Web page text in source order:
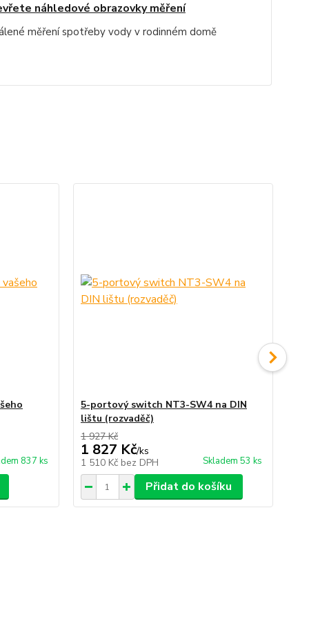
náhledové obrazovky měření
měření spotřeby vody v rodinném domě
837 ks
5-portový switch NT3-SW4 na DIN
lištu (rozvaděč)
1 927 Kč
1 827 Kč/ks
1 510 Kč bez DPH Skladem 53 ks
Přidat do košíku